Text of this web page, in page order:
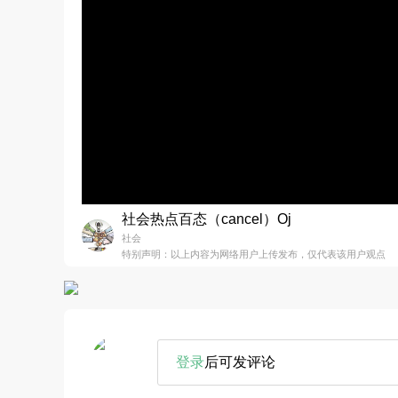
社会热点百态（cancel）Oj
社会
特别声明：以上内容为网络用户上传发布，仅代表该用户观点
登录后可发评论